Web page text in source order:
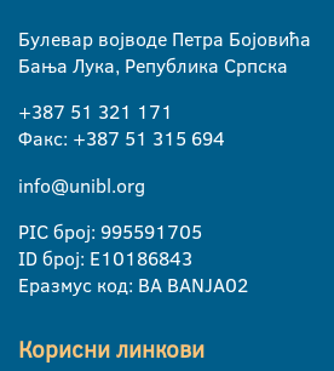
Булевар војводе Петра Бојовића
Бања Лука, Република Српска
+387 51 321 171
Факс: +387 51 315 694
info@unibl.org
PIC број: 995591705
ID број: E10186843
Еразмус код: BA BANJA02
Корисни линкови